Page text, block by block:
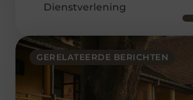
GERELATEERDE BERICHTEN
Dienstverlening